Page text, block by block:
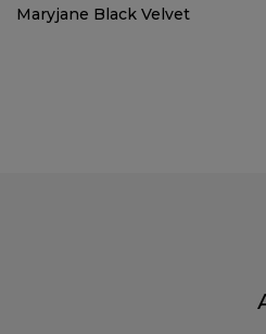
Maryjane Black Velvet